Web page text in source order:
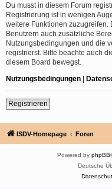
Du musst in diesem Forum
Registrierung ist in wenigen
weitere Funktionen zuzugreifen.
Benutzern auch zusätzliche
Nutzungsbedingungen und die
registrierst. Bitte beachte auch
diesem Board bewegst.
Nutzungsbedingungen |
Registrieren
ISDV-Homepage Foren
Powered by phpBB
Deutsche